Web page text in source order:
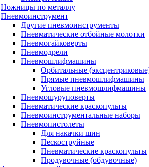
Ножницы по металлу
Пневмоинструмент
Другие пневмоинструменты
Пневматические отбойные молотки
Пневмогайковерты
Пневмодрели
Пневмошлифмашины
Орбитальные
Прямые пневмошлифмашины
Угловые пневмошлифмашины
Пневмошуруповерты
Пневматические краскопульты
Пневмоинструментальные наборы
Пневмопистолеты
Для накачки шин
Пескоструйные
Пневматические краскопульты
Продувочные (обдувочные)